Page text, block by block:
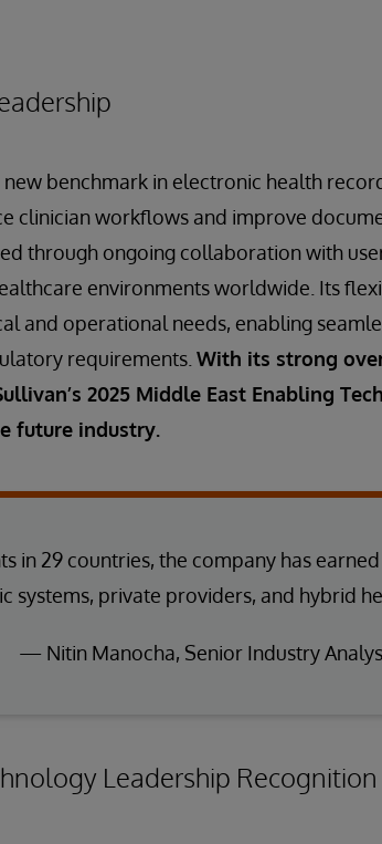
new benchmark in electronic health
clinician workflows and improve
through ongoing collaboration with
environments worldwide. Its
and operational needs, enabling
requirements. With its strong
2025 Middle East Enabling
future industry.
in 29 countries, the company has
systems, private providers, and hybrid
— Nitin Manocha, Senior Industry
Leadership Recognition